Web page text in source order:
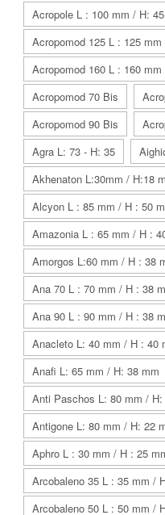
Acropole L : 100 mm / H:
Acropomod 125 L : 125
Acropomod 160 L : 160
Acropomod 70 Bis
Acropomod 90 Bis
Agra L: 73 - H: 35
Akhenaton L:30mm / H:18
Alcyon L : 85 mm / H : 50
Amazonia L : 65 mm / H :
Amorgos L:60 mm / H : 38
Ana 70 L : 70 mm / H : 38
Ana 90 L : 90 mm / H : 38
Anacleto L: 40 mm / H : 40
Anafi L: 65 mm / H: 38 mm
Anti Paschos L: 80 mm / H:
Antigone L: 80 mm / H: 22
Aphro L : 30 mm / H : 25
Arcobaleno 35 L : 35 mm /
Arcobaleno 50 L : 50 mm /